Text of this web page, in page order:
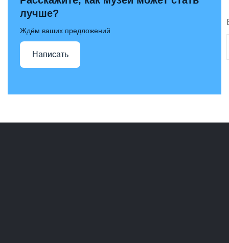
лучше?
Ждём ваших предложений
Написать